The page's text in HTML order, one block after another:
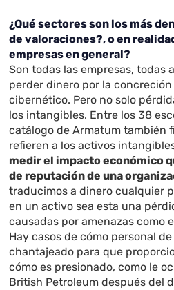
¿Qué sectores son los más
de valoraciones?, o en
empresas en general?
Son todas las empresas, todas
perder dinero por la
cibernético. Pero no solo
los intangibles. Entre los 38
catálogo de Armatum también
refieren a los activos
medir el impacto económico
de reputación de una
traducimos a dinero cualquier
en un activo sea esta una
causadas por amenazas como
Hay casos de cómo personal
chantajeado para que
cómo es presionado, como le
British Petroleum después del